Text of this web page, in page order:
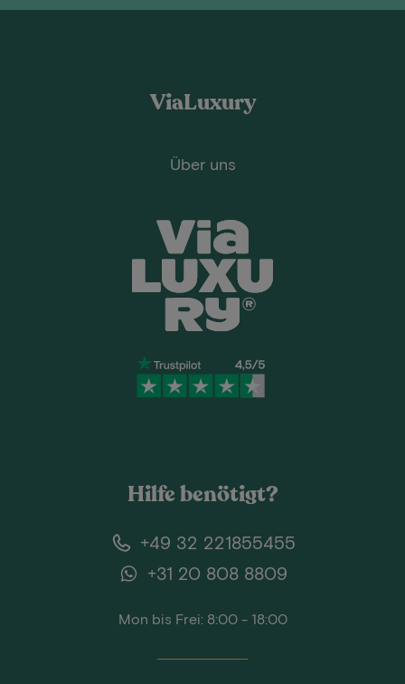
ViaLuxury
Über uns
Hilfe benötigt?
+49 32 221855455
+31 20 808 8809
Mon bis Frei: 8:00 - 18:00